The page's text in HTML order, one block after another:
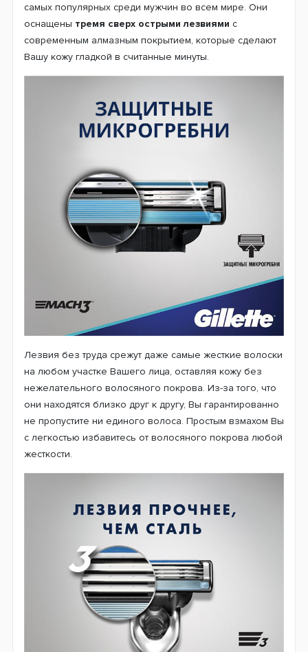
самых популярных среди мужчин во всем мире. Они
оснащены тремя сверх острыми лезвиями с
современным алмазным покрытием, которые сделают
Вашу кожу гладкой в считанные минуты.
Лезвия без труда срежут даже самые жесткие волоски
на любом участке Вашего лица, оставляя кожу без
нежелательного волосяного покрова. Из-за того, что
они находятся близко друг к другу, Вы гарантированно
не пропустите ни единого волоса. Простым взмахом Вы
с легкостью избавитесь от волосяного покрова любой
жесткости.